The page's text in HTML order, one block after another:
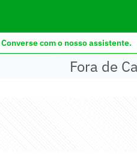
Converse com o nosso assistente.
Fora de